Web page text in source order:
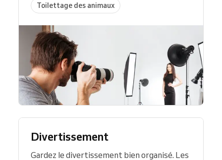
Toilettage des animaux
Divertissement
Gardez le divertissement bien organisé. Les